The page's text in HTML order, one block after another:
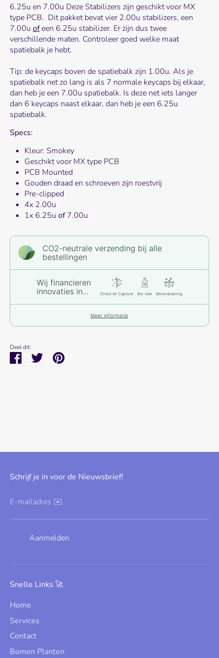
6.25u en 7.00u Deze Stabilizers zijn geschikt voor MX
type PCB. Dit pakket bevat vier 2.00u stabilizers, een
7.00u ofeen 6.25u stabilizer. Er zijn dus twee
verschillende maten. Controleer goed welke maat
spatiebalk je hebt.
Tip: de keycaps boven de spatiebalk zijn 1.00u. Als je
spatiebalk net zo lang is als 7 normale keycaps bij elkaar,
dan heb je een 7.00u spatiebalk. Is deze net iets langer
dan 6 keycaps naast elkaar, dan heb je een 6.25u
spatiebalk.
Specs:
Kleur: Smokey
Geschikt voor MX type PCB
PCB Mounted
Gouden draad en schroeven zijn roestvrij
Pre-clipped
4x 2.00u
1x 6.25u of7.00u
CO2-neutrale verzending bij alle
bestellingen
Wij financieren
innovaties in...
Direct Air Capture Bio-olie Mineralisering
Meer informatie
Deel dit:
Deel TweetPin
Schrijf je in voor de Nieuwsbrief!
E-mailadres ✉️
Aanmelden
Snelle Links 🚀
Home
Services
Contact
Bomen Planten